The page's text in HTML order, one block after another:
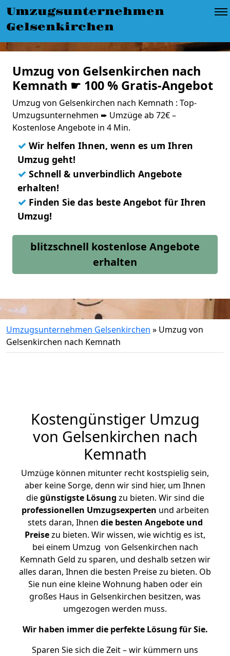
Umzugsunternehmen
Gelsenkirchen
Umzug von Gelsenkirchen nach
Kemnath ☛ 100 % Gratis-Angebot
Umzug von Gelsenkirchen nach Kemnath : Top-
Umzugsunternehmen ➨ Umzüge ab 72€ –
Kostenlose Angebote in 4 Min.
✓ Wir helfen Ihnen, wenn es um Ihren
Umzug geht!
✓ Schnell & unverbindlich Angebote
erhalten!
✓ Finden Sie das beste Angebot für Ihren
Umzug!
blitzschnell kostenlose Angebote
erhalten
Umzugsunternehmen Gelsenkirchen » Umzug von
Gelsenkirchen nach Kemnath
Kostengünstiger Umzug
von Gelsenkirchen nach
Kemnath
Umzüge können mitunter recht kostspielig sein,
aber keine Sorge, denn wir sind hier, um Ihnen
diegünstigste Lösung zu bieten. Wir sind die
professionellen Umzugsexperten und arbeiten
stets daran, Ihnen die besten Angebote und
Preisezu bieten. Wir wissen, wie wichtig es ist,
bei einem Umzug von Gelsenkirchen nach
Kemnath Geld zu sparen, und deshalb setzen wir
alles daran, Ihnen die besten Preise zu bieten. Ob
Sie nun eine kleine Wohnung haben oder ein
großes Haus in Gelsenkirchen besitzen, was
umgezogen werden muss.
Wir haben immer die perfekte Lösung für Sie.
Sparen Sie sich die Zeit – wir kümmern uns